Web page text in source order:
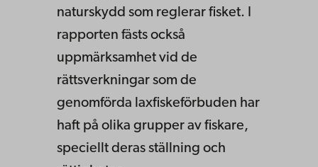
naturskydd som reglerar fisket. I
rapporten fästs också
uppmärksamhet vid de
rättsverkningar som de
genomförda laxfiskeförbuden har
haft på olika grupper av fiskare,
speciellt deras ställning och